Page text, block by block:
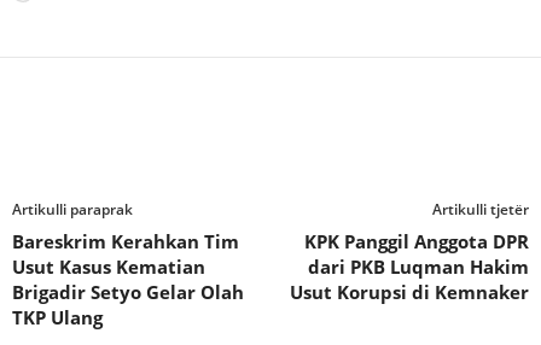
Artikulli paraprak
Bareskrim Kerahkan Tim
Usut Kasus Kematian
Brigadir Setyo Gelar Olah
TKP Ulang
Artikulli tjetër
KPK Panggil Anggota DPR
dari PKB Luqman Hakim
Usut Korupsi di Kemnaker